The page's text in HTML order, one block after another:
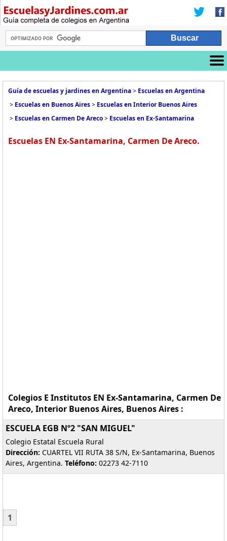
Guía de escuelas y jardines en Argentina> Escuelas en Argentina
> Escuelas en Buenos Aires> Escuelas en Interior Buenos Aires
> Escuelas en Carmen De Areco> Escuelas en Ex-Santamarina
Escuelas EN Ex-Santamarina, Carmen De Areco.
Colegios E Institutos EN Ex-Santamarina, Carmen De
Areco, Interior Buenos Aires, Buenos Aires :
ESCUELA EGB Nº2 "SAN MIGUEL"
Colegio Estatal Escuela Rural
Dirección: CUARTEL VII RUTA 38 S/N, Ex-Santamarina, Buenos
Aires, Argentina. Teléfono: 02273 42-7110
1